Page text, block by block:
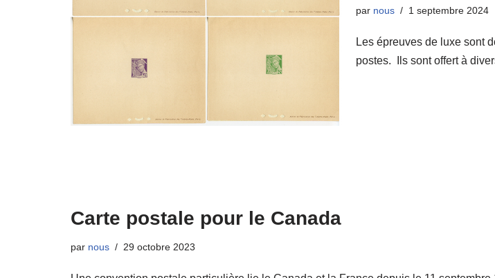
par nous 1 septembre 2024
Les épreuves de luxe sont
postes. Ils sont offert à
Carte postale pour le Canada
par nous 29 octobre 2023